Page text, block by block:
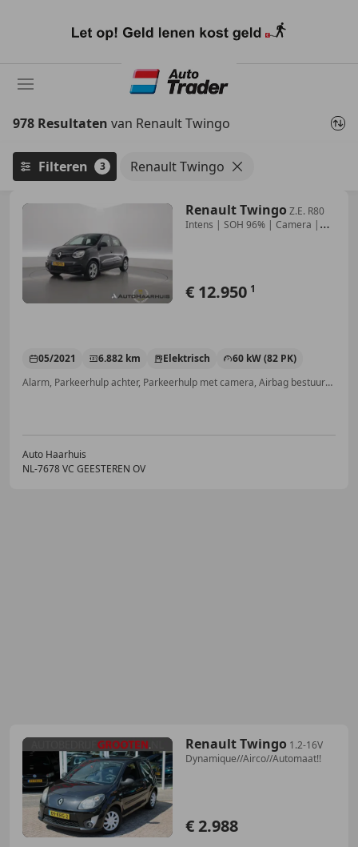
naar
978 Resultaten van Renault Twingo
Filteren 3 Renault Twingo
Renault Twingo Z.E. R80
Intens | SOH 96% | Camera |
€ 12.950 1
05/2021 6.882 km Elektrisch
60 kW (82 PK)
Alarm, Parkeerhulp achter, Parkeerhulp met camera, Airbag bestuurder, Automatische klimaatregeling, Regensensor, Apple CarPlay, Lederen stuurwiel
Auto Haarhuis
NL-7678 VC GEESTEREN OV
Renault Twingo 1.2-16V
Dynamique//Airco//Automaat!!
€ 2.988